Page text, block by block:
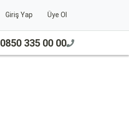
Giriş Yap Üye Ol
0850 335 00 00